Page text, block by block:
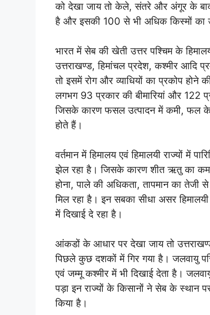
को देखा जाय तो केले, संतरे और अंगूर के
है और इसकी 100 से भी अधिक किस्मों का
भारत में सेब की खेती उत्तर पश्चिम के
उत्तराखण्ड, हिमांचल प्रदेश, कश्मीर
तो इसमें रोग और व्याधियों का प्रकोप
लगभग 93 प्रकार की बीमारियां और 122
जिसके कारण फसल उत्पादन में कमी, फल
होते हैं।
वर्तमान में हिमालय एवं हिमालयी राज्यों में
झेल रहा है। जिसके कारण शीत ऋतु का कम
होना, पाले की अधिकता, तापमान का तेजी
मिल रहा है। इन सबका सीधा असर हिमालयी
में दिखाई दे रहा है।
आंकडों के आधार पर देखा जाय तो
पिछले कुछ दशकों में गिर गया है। जलवायु
एवं जम्मू कश्मीर में भी दिखाई देता है।
पड़ा इन राज्यों के किसानों ने सेब के
किया है।